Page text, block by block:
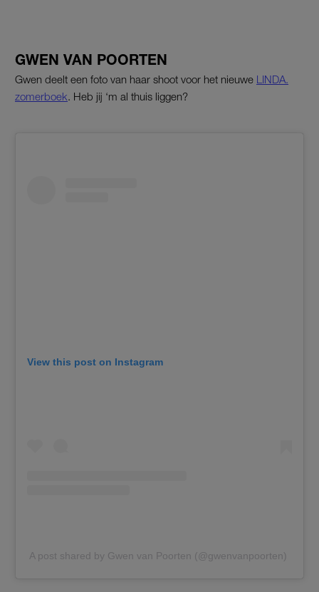
GWEN VAN POORTEN
Gwen deelt een foto van haar shoot voor het nieuwe LINDA.
zomerboek. Heb jij ‘m al thuis liggen?
View this post on Instagram
A post shared by Gwen van Poorten (@gwenvanpoorten)